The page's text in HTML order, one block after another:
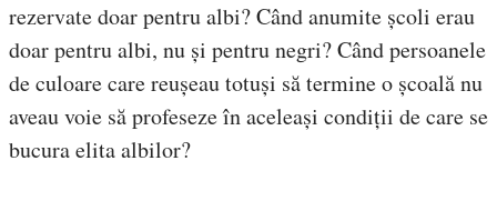
rezervate doar pentru albi? Când anumite școli erau
doar pentru albi, nu și pentru negri? Când persoanele
de culoare care reușeau totuși să termine o școală nu
aveau voie să profeseze în aceleași condiții de care se
bucura elita albilor?